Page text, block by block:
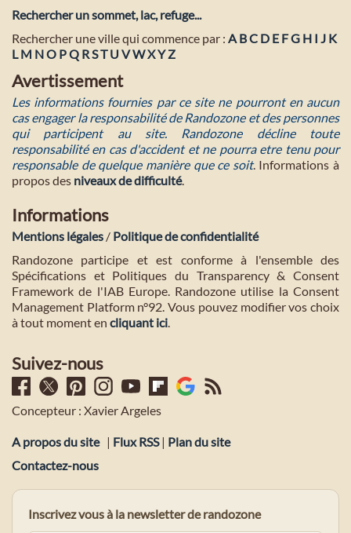
Rechercher un sommet, lac, refuge...
Rechercher une ville qui commence par : A BC D E FG H I J K
L M NO PQ RST U VWXYZ
Avertissement
Les informations fournies par ce site ne pourront en aucun
cas engager la responsabilité de Randozone et des personnes
qui participent au site. Randozone décline toute
responsabilité en cas d'accident et ne pourra etre tenu pour
responsable de quelque manière que ce soit. Informations à
propos des niveaux de difficulté.
Informations
Mentions légales / Politique de confidentialité
Randozone participe et est conforme à l'ensemble des
Spécifications et Politiques du Transparency & Consent
Framework de l'IAB Europe. Randozone utilise la Consent
Management Platform n°92. Vous pouvez modifier vos choix
à tout moment en cliquant ici.
Suivez-nous
Concepteur : Xavier Argeles
A propos du site | Flux RSS| Plan du site
Contactez-nous
Inscrivez vous à la newsletter de randozone